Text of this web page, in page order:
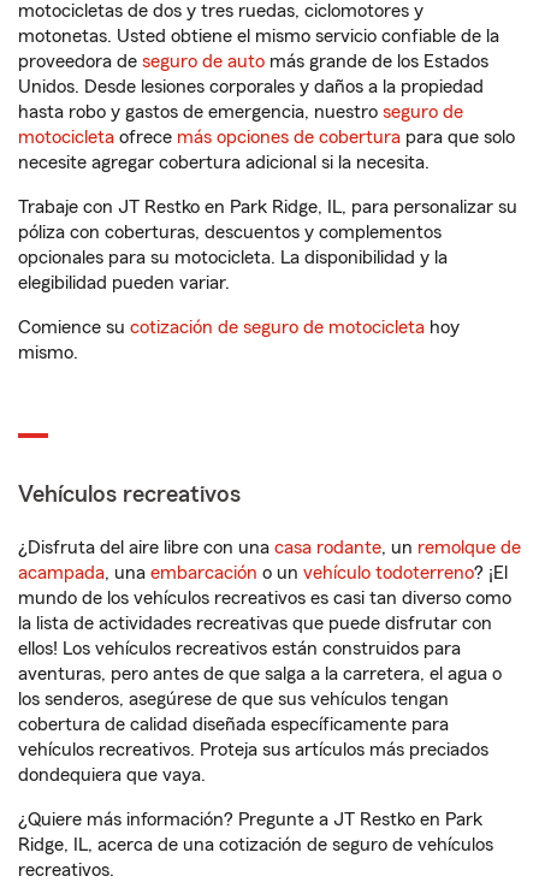
motocicletas de dos y tres ruedas, ciclomotores y
motonetas. Usted obtiene el mismo servicio confiable de la
proveedora de seguro de auto más grande de los Estados
Unidos. Desde lesiones corporales y daños a la propiedad
hasta robo y gastos de emergencia, nuestro seguro de
motocicleta ofrece más opciones de cobertura para que solo
necesite agregar cobertura adicional si la necesita.
Trabaje con JT Restko en Park Ridge, IL, para personalizar su
póliza con coberturas, descuentos y complementos
opcionales para su motocicleta. La disponibilidad y la
elegibilidad pueden variar.
Comience su cotización de seguro de motocicleta hoy
mismo.
Vehículos recreativos
¿Disfruta del aire libre con una casa rodante, un remolque de
acampada, una embarcación o un vehículo todoterreno? ¡El
mundo de los vehículos recreativos es casi tan diverso como
la lista de actividades recreativas que puede disfrutar con
ellos! Los vehículos recreativos están construidos para
aventuras, pero antes de que salga a la carretera, el agua o
los senderos, asegúrese de que sus vehículos tengan
cobertura de calidad diseñada específicamente para
vehículos recreativos. Proteja sus artículos más preciados
dondequiera que vaya.
¿Quiere más información? Pregunte a JT Restko en Park
Ridge, IL, acerca de una cotización de seguro de vehículos
recreativos.